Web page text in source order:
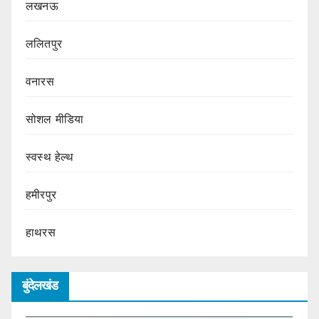
लखनऊ
ललितपुर
वनारस
सोशल मीडिया
स्वस्थ हेल्थ
हमीरपुर
हाथरस
बुंदेलखंड